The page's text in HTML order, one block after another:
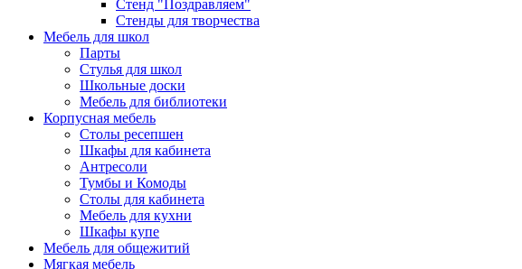
Стенд "Поздравляем"
Стенды для творчества
Мебель для школ
Парты
Стулья для школ
Школьные доски
Мебель для библиотеки
Корпусная мебель
Столы ресепшен
Шкафы для кабинета
Антресоли
Тумбы и Комоды
Столы для кабинета
Мебель для кухни
Шкафы купе
Мебель для общежитий
Мягкая мебель